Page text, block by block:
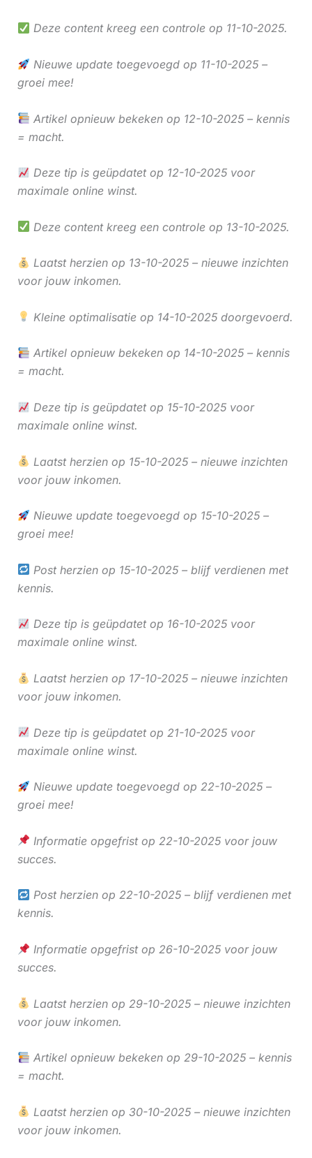
Deze content kreeg een controle op 11-10-2025.
Nieuwe update toegevoegd op 11-10-2025 –
groei mee!
Artikel opnieuw bekeken op 12-10-2025 – kennis
= macht.
Deze tip is geüpdatet op 12-10-2025 voor
maximale online winst.
Deze content kreeg een controle op 13-10-2025.
Laatst herzien op 13-10-2025 – nieuwe inzichten
voor jouw inkomen.
Kleine optimalisatie op 14-10-2025 doorgevoerd.
Artikel opnieuw bekeken op 14-10-2025 – kennis
= macht.
Deze tip is geüpdatet op 15-10-2025 voor
maximale online winst.
Laatst herzien op 15-10-2025 – nieuwe inzichten
voor jouw inkomen.
Nieuwe update toegevoegd op 15-10-2025 –
groei mee!
Post herzien op 15-10-2025 – blijf verdienen met
kennis.
Deze tip is geüpdatet op 16-10-2025 voor
maximale online winst.
Laatst herzien op 17-10-2025 – nieuwe inzichten
voor jouw inkomen.
Deze tip is geüpdatet op 21-10-2025 voor
maximale online winst.
Nieuwe update toegevoegd op 22-10-2025 –
groei mee!
Informatie opgefrist op 22-10-2025 voor jouw
succes.
Post herzien op 22-10-2025 – blijf verdienen met
kennis.
Informatie opgefrist op 26-10-2025 voor jouw
succes.
Laatst herzien op 29-10-2025 – nieuwe inzichten
voor jouw inkomen.
Artikel opnieuw bekeken op 29-10-2025 – kennis
= macht.
Laatst herzien op 30-10-2025 – nieuwe inzichten
voor jouw inkomen.